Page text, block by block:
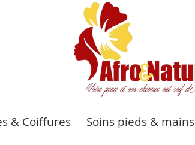
& Coiffures Soins pieds & mains